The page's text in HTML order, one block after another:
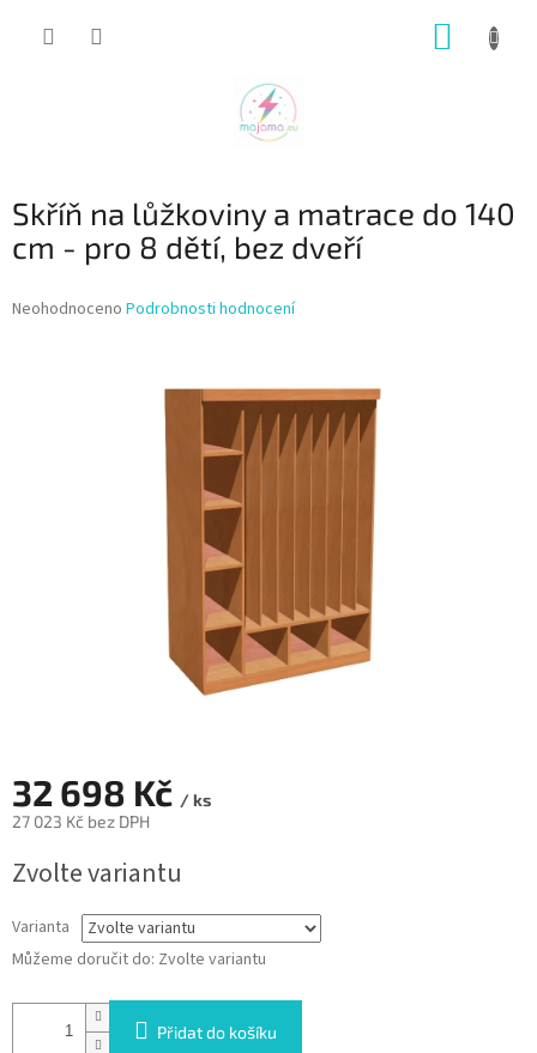
Skříň na lůžkoviny a matrace do 140
cm - pro 8 dětí, bez dveří
Průměrné
Neohodnoceno Podrobnosti hodnocení
32 698 Kč / ks
27 023 Kč bez DPH
cena:
Zvolte variantu
Varianta
Můžeme doručit do: Zvolte variantu
Přidat do košíku